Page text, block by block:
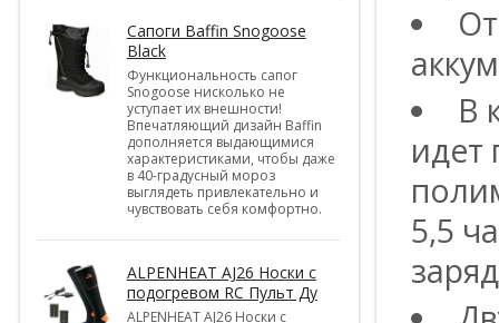
Сапоги Baffin Snogoose
Black
Функциональность сапог
Snogoose нисколько не
уступает их внешности!
Впечатляющий дизайн Baffin
дополняется выдающимися
характеристиками, чтобы даже
в 40-градусный мороз
выглядеть привлекательно и
чувствовать себя комфортно.
ALPENHEAT AJ26 Носки с
подогревом RC Пульт Ду
ALPENHEAT AJ26 Носки с
В
идет
5,5